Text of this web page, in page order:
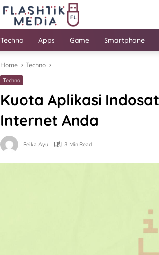
Techno Apps Game Smartphone
Home Techno
Techno
Kuota Aplikasi
Internet Anda
Reika Ayu 3 Min Read